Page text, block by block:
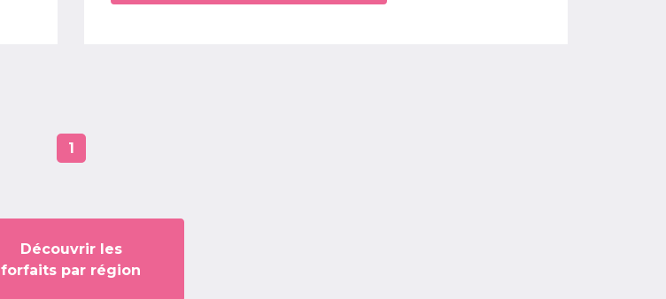
1
Découvrir les
forfaits par région